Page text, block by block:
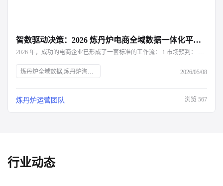
智数驱动决策：2026 炼丹炉电商全域数据一体化平台深度解析
2026 年，成功的电商企业已形成了一套标准的工作流： 1.市场预判： 利用炼丹炉下钻三级品类，寻找高增长、低竞争的黑马赛道。 2.研发指导： 结合评价语义分析与属性交叉分析，确定新品的功能点与设计方向。 3.定价卡位： 参考细分品类的价格带分布，制定具备竞争力的初始定价。 4.动态调优： 实时监控竞品的改名与调价动作，利用炼丹炉的决策建议进行策略对冲。
炼丹炉全域数据,炼丹炉淘系数据分析 2026/05/08
炼丹炉运营团队 浏览 567
行业动态